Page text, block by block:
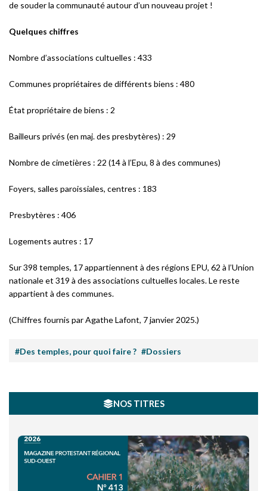
de souder la communauté autour d’un nouveau projet !
Quelques chiffres
Nombre d’associations cultuelles : 433
Communes propriétaires de différents biens : 480
État propriétaire de biens : 2
Bailleurs privés (en maj. des presbytères) : 29
Nombre de cimetières : 22 (14 à l’Epu, 8 à des communes)
Foyers, salles paroissiales, centres : 183
Presbytères : 406
Logements autres : 17
Sur 398 temples, 17 appartiennent à des régions EPU, 62 à l’Union
nationale et 319 à des associations cultuelles locales. Le reste
appartient à des communes.
(Chiffres fournis par Agathe Lafont, 7 janvier 2025.)
#Des temples, pour quoi faire ? #Dossiers
NOS TITRES